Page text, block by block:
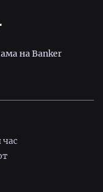
на Banker